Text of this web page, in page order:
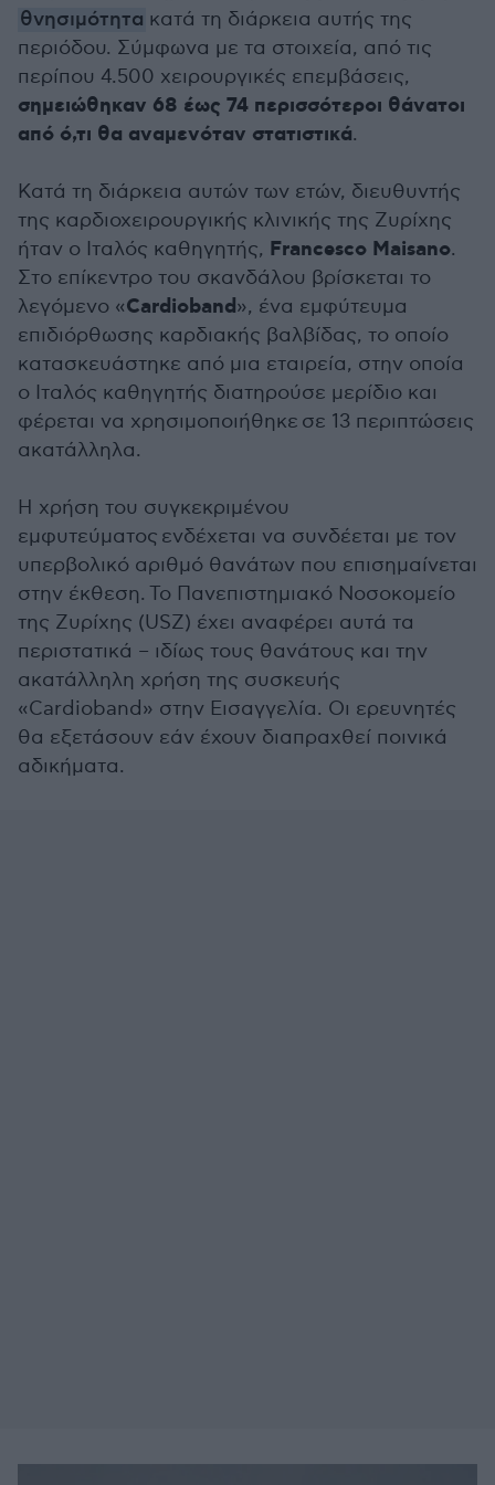
θνησιμότητα κατά τη διάρκεια αυτής της
περιόδου. Σύμφωνα με τα στοιχεία, από τις
περίπου 4.500 χειρουργικές επεμβάσεις,
σημειώθηκαν 68 έως 74 περισσότεροι θάνατοι
από ό,τι θα αναμενόταν στατιστικά.
Κατά τη διάρκεια αυτών των ετών, διευθυντής
της καρδιοχειρουργικής κλινικής της Ζυρίχης
ήταν ο Ιταλός καθηγητής, Francesco Maisano.
Στο επίκεντρο του σκανδάλου βρίσκεται το
λεγόμενο «Cardioband», ένα εμφύτευμα
επιδιόρθωσης καρδιακής βαλβίδας, το οποίο
κατασκευάστηκε από μια εταιρεία, στην οποία
ο Ιταλός καθηγητής διατηρούσε μερίδιο και
φέρεται να χρησιμοποιήθηκε σε 13 περιπτώσεις
ακατάλληλα.
Η χρήση του συγκεκριμένου
εμφυτεύματος ενδέχεται να συνδέεται με τον
υπερβολικό αριθμό θανάτων που επισημαίνεται
στην έκθεση. Το Πανεπιστημιακό Νοσοκομείο
της Ζυρίχης (USZ) έχει αναφέρει αυτά τα
περιστατικά – ιδίως τους θανάτους και την
ακατάλληλη χρήση της συσκευής
«Cardioband» στην Εισαγγελία. Οι ερευνητές
θα εξετάσουν εάν έχουν διαπραχθεί ποινικά
αδικήματα.